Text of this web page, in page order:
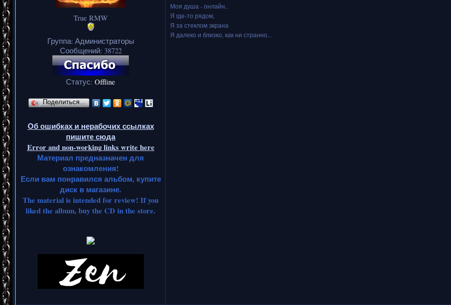
True RMW
Группа: Администраторы
Сообщений: 38722
Статус: Offline
Поделиться…
Об ошибках и нерабочих ссылках
пишите сюда
Error and non-working links write here
Материал предназначен для
ознакомления!
Если вам понравился альбом, купите
диск в магазине.
The material is intended for review! If you
liked the album, buy the CD in the store.
Моя душа - онлайн..
Я где-то рядом,
Я за стеклом экрана
Я далеко и близко, как ни странно...